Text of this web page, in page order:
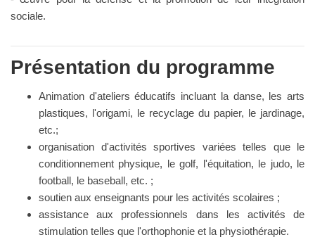
sociale.
Présentation du programme
Animation d'ateliers éducatifs incluant la danse, les arts
plastiques, l'origami, le recyclage du papier, le jardinage,
etc.;
organisation d'activités sportives variées telles que le
conditionnement physique, le golf, l'équitation, le judo, le
football, le baseball, etc. ;
soutien aux enseignants pour les activités scolaires ;
assistance aux professionnels dans les activités de
stimulation telles que l'orthophonie et la physiothérapie.